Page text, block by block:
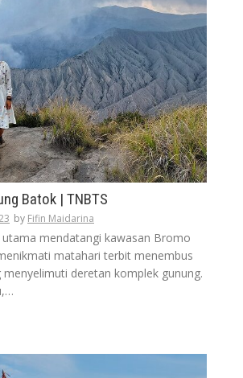
Batok | TNBTS
by Fifin Maidarina
mendatangi kawasan Bromo
matahari terbit menembus
deretan komplek gunung.